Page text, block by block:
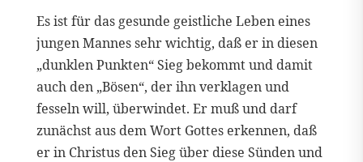
Es ist für das gesunde geistliche Leben eines
jungen Mannes sehr wichtig, daß er in diesen
„dunklen Punkten“ Sieg bekommt und damit
auch den „Bösen“, der ihn verklagen und
fesseln will, überwindet. Er muß und darf
zunächst aus dem Wort Gottes erkennen, daß
er in Christus den Sieg über diese Sünden und